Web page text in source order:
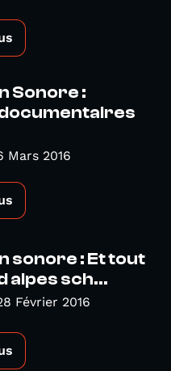
Sonore :
Mars 2016
sonore : Et tout
alpes sch...
Février 2016